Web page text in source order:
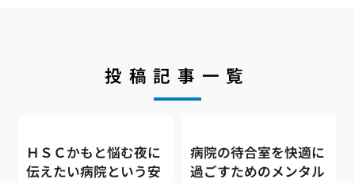
投稿記事一覧
ＨＳＣかもと悩む夜に
伝えたい病院という安
病院の待合室を快適に
過ごすためのメンタル